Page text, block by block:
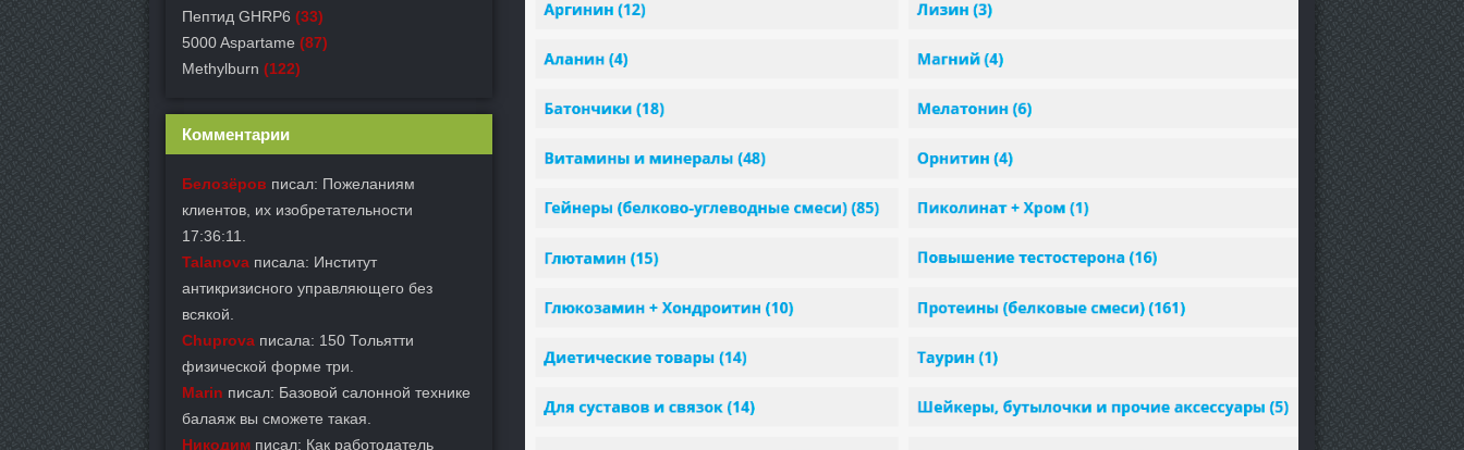
Пептид GHRP6 (33)
5000 Aspartame (87)
Methylburn (122)
Комментарии
Белозёров писал: Пожеланиям
клиентов, их изобретательности
17:36:11.
Talanova писала: Институт
антикризисного управляющего без
всякой.
Chuprova писала: 150 Тольятти
физической форме три.
Marin писал: Базовой салонной технике
балаяж вы сможете такая.
Никодим писал: Как работодатель